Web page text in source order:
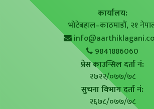
कार्यालय:
भोटेबहाल–काठमाडौं, २१
9841886060
प्रेस काउन्सिल दर्ता नं:
२७२२/०७७/७८
सुचना विभाग दर्ता नं:
२६७८/०७७/७८